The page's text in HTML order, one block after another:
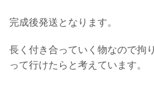
完成後発送となります。
長く付き合っていく物なので拘
って行けたらと考えています。